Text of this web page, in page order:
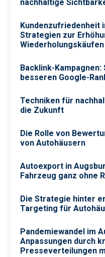
nachhaltige
Kundenzufriedenheit
Strategien zur
Wiederholungskäufen
Backlink-
besseren Google-
Techniken für
die Zukunft
Die Rolle von
von Autohäusern
Autoexport in
Fahrzeug ganz ohne
Die Strategie hinter
Targeting für
Pandemiewandel im
Anpassungen durch
Presseverteilungen